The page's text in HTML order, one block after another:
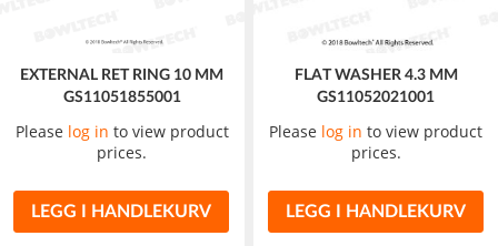
EXTERNAL RET RING 10 MM
GS11051855001
Please log in to view product
prices.
LEGG I HANDLEKURV
FLAT WASHER 4.3 MM
GS11052021001
Please log in to view product
prices.
LEGG I HANDLEKURV